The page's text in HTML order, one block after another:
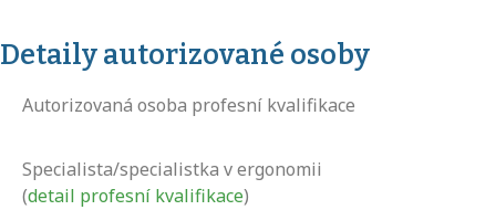
Detaily autorizované osoby
Autorizovaná osoba profesní kvalifikace
Specialista/specialistka v ergonomii
(detail profesní kvalifikace)